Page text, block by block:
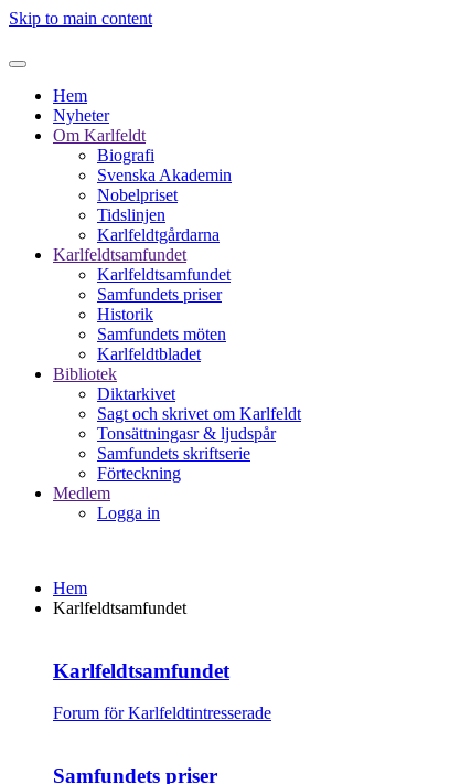
Skip to main content
Hem
Nyheter
Om Karlfeldt
Biografi
Svenska Akademin
Nobelpriset
Tidslinjen
Karlfeldtgårdarna
Karlfeldtsamfundet
Karlfeldtsamfundet
Samfundets priser
Historik
Samfundets möten
Karlfeldtbladet
Bibliotek
Diktarkivet
Sagt och skrivet om Karlfeldt
Tonsättningasr & ljudspår
Samfundets skriftserie
Förteckning
Medlem
Logga in
Hem
Karlfeldtsamfundet
Karlfeldtsamfundet
Forum för Karlfeldtintresserade
Samfundets priser